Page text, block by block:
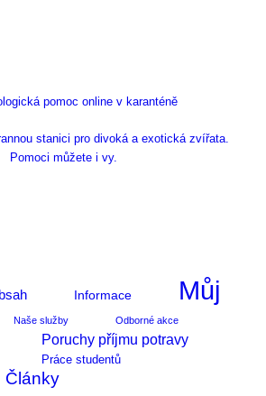
stanici pro divoká a exotická zvířata.
Pomoci můžete i vy.
Informace
Můj
Naše služby Odborné akce
Poruchy příjmu potravy
Práce studentů
Články